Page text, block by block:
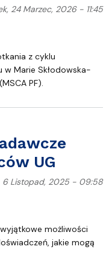
24 Marzec, 2026 - 11:45
do Marie Sklodowska-
z cyklu
w Marie Skłodowska-
PF).
UG
6 Listopad, 2025 - 09:58
SEA-EU dla
możliwości
jakie mogą